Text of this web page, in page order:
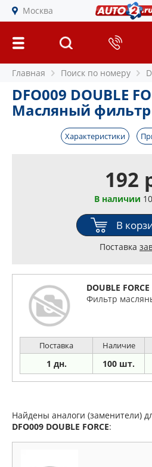
Москва
Главная Поиск по номеру
DFO009 DOUBLE
Масляный фильтр
Характеристики
192
В наличии
В
Поставка
DOUBLE
Фильтр
Поставка Наличие
1 дн. 100 шт.
Найдены аналоги (заменители)
DFO009 DOUBLE FORCE: